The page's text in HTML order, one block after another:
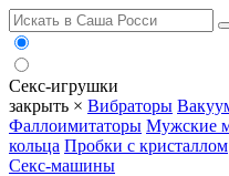
Секс-игрушки
закрыть × Вибраторы
Фаллоимитаторы Мужские
кольца Пробки с кристаллом
Секс-машины